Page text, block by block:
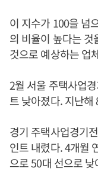
이 지수가 100을 넘
의 비율이 높다는
것으로 예상하는 업
2월 서울 주택사업
트 낮아졌다. 지난
경기 주택사업경기
인트 내렸다. 4개월
으로 50대 선으로